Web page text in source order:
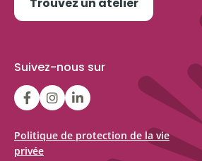
Trouvez un atelier
Suivez-nous sur
LGFBCanada
LGFBCanada
Belle
et
bien
Politique de protection de la vie
privée